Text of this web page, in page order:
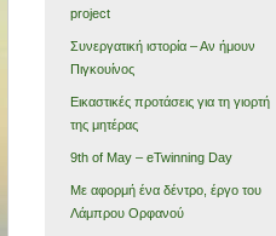
project
Συνεργατική ιστορία – Αν ήμουν
Πιγκουίνος
Εικαστικές προτάσεις για τη γιορτή
της μητέρας
9th of May – eTwinning Day
Με αφορμή ένα δέντρο, έργο του
Λάμπρου Ορφανού